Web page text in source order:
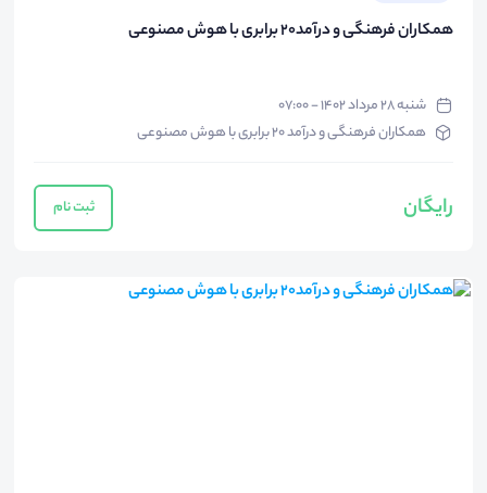
همکاران فرهنگی و درآمد20 برابری با هوش مصنوعی
شنبه ۲۸ مرداد ۱۴۰۲ - ۰۷:۰۰
همکاران فرهنگی و درآمد 20 برابری با هوش مصنوعی
رایگان ثبت نام